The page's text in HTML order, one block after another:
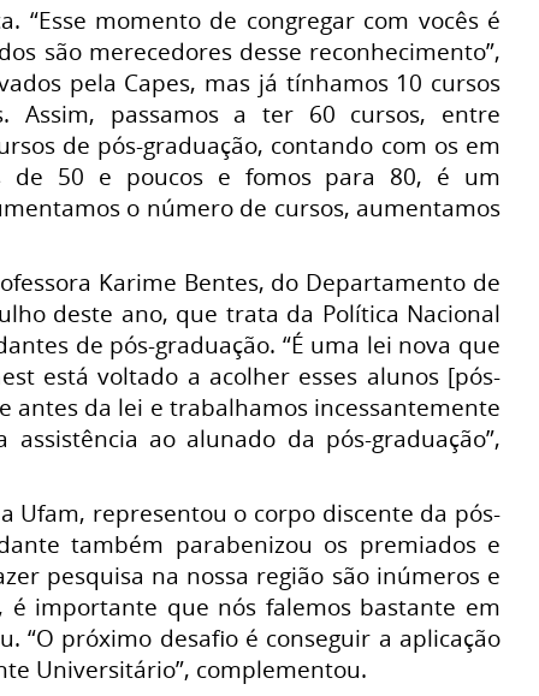
“Esse momento de congregar com vocês é
são merecedores desse reconhecimento”,
pela Capes, mas já tínhamos 10 cursos
Assim, passamos a ter 60 cursos, entre
de pós-graduação, contando com os em
de 50 e poucos e fomos para 80, é um
o número de cursos, aumentamos
Karime Bentes, do Departamento de
deste ano, que trata da Política Nacional
de pós-graduação. “É uma lei nova que
está voltado a acolher esses alunos [pós-
antes da lei e trabalhamos incessantemente
ao alunado da pós-graduação”,
Ufam, representou o corpo discente da pós-
também parabenizou os premiados e
pesquisa na nossa região são inúmeros e
é importante que nós falemos bastante em
“O próximo desafio é conseguir a aplicação
Universitário”, complementou.